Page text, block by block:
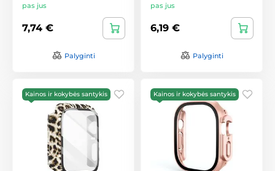
pas jus
7,74 €
Palyginti
pas jus
6,19 €
Palyginti
Kainos ir kokybės santykis Kainos ir kokybės santykis